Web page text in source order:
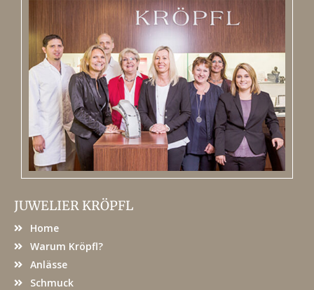
JUWELIER KRÖPFL
Home
Warum Kröpfl?
Anlässe
Schmuck